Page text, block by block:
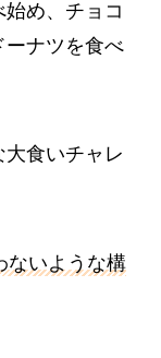
め、チョコ
ーナツを食べ
食いチャレ
ないような構